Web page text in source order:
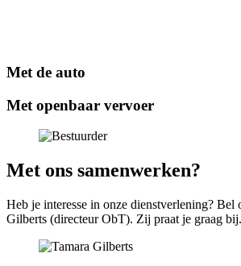
Met de auto
Met openbaar vervoer
Met ons samenwerken?
Heb je interesse in onze dienstverlening? Bel
Gilberts (directeur ObT). Zij praat je graag bij.